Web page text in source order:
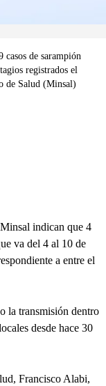
de sarampión
registrados el
de Salud (Minsal)
indican que 4
va del 4 al 10 de
a entre el
la transmisión dentro
desde hace 30
Francisco Alabi,